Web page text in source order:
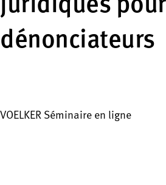
juridiques
dénonciateurs
VOELKER Séminaire en ligne